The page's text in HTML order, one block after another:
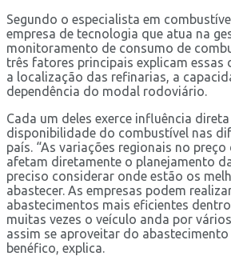
Segundo o especialista em
empresa de tecnologia que atua na
monitoramento de consumo de
três fatores principais explicam essas
a localização das refinarias, a
dependência do modal rodoviário.
Cada um deles exerce influência
disponibilidade do combustível nas
país. “As variações regionais no
afetam diretamente o planejamento
preciso considerar onde estão os
abastecer. As empresas podem
abastecimentos mais eficientes
muitas vezes o veículo anda por
assim se aproveitar do
benéfico, explica.